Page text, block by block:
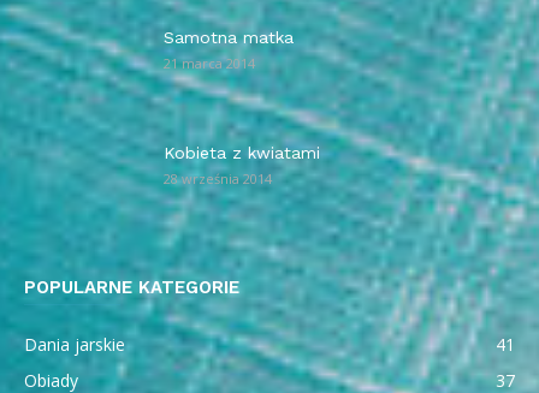
Samotna matka
21 marca 2014
Kobieta z kwiatami
28 września 2014
POPULARNE KATEGORIE
Dania jarskie
41
Obiady
37